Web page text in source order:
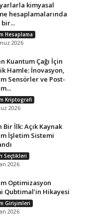
kimyasal
hesaplamalarında
Hesaplama
2026
Kuantum Çağı İçin
Hamle: İnovasyon,
Sensörler ve Post-
Kriptografi
2026
Bir İlk: Açık Kaynak
İşletim Sistemi
Seçtikleri
2026
Optimizasyon
Qubtimal’in Hikayesi
Girişimleri
2026